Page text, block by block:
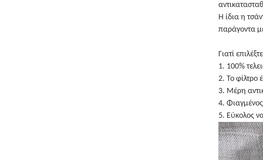
Η ίδια η
παράγοντα
Γιατί
1. 100%
2. Το φίλτρο
3. Μέρη
4. Φιαγμένος
5. Εύκολος